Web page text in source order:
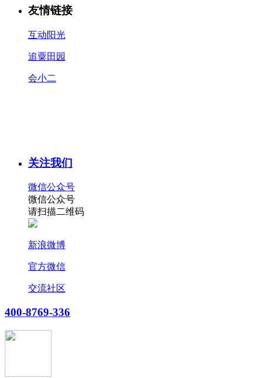
友情链接
互动阳光
追粟田园
会小二
关注我们
微信公众号
微信公众号
请扫描二维码
新浪微博
官方微信
交流社区
400-8769-336